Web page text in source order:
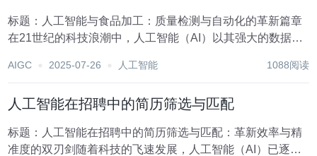
标题：人工智能与食品加工：质量检测与自动化的革新篇章
在21世纪的科技浪潮中，人工智能（AI）以其强大的数据处
深刻改变着各行各业，其中食品加工行业便是受益显著的领
AIGC 2025-07-26 人工智能 1088阅读
人工智能在招聘中的简历筛选与匹配
标题：人工智能在招聘中的简历筛选与匹配：革新效率与精
准度的双刃剑随着科技的飞速发展，人工智能（AI）已逐渐